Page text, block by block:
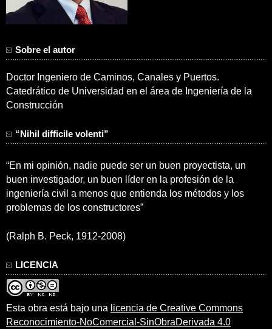
Sobre el autor
Doctor Ingeniero de Caminos, Canales y Puertos.
Catedrático de Universidad en el área de Ingeniería de la
Construcción
“Nihil difficile volenti”
“En mi opinión, nadie puede ser un buen proyectista, un
buen investigador, un buen líder en la profesión de la
ingeniería civil a menos que entienda los métodos y los
problemas de los constructores”
(Ralph B. Peck, 1912-2008)
LICENCIA
Esta obra está bajo una licencia de Creative Commons
Reconocimiento-NoComercial-SinObraDerivada 4.0